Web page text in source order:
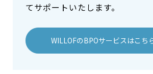
てサポートいたします。
WILLOFのBPOサービスはこち